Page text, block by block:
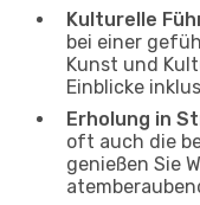
Kulturelle
bei einer
Kunst und
Einblicke
Erholung in
oft auch die
genießen Sie